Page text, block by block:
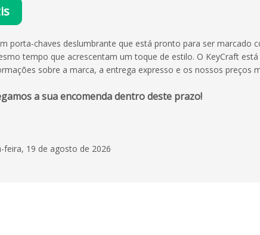
porta-chaves deslumbrante que está pronto para ser
tempo que acrescentam um toque de estilo. O KeyCraft
sobre a marca, a entrega expresso e os nossos preços
a sua encomenda dentro deste prazo!
19 de agosto de 2026